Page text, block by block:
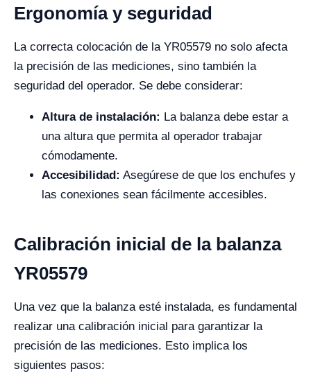
Ergonomía y seguridad
La correcta colocación de la YR05579 no solo afecta
la precisión de las mediciones, sino también la
seguridad del operador. Se debe considerar:
Altura de instalación: La balanza debe estar a
una altura que permita al operador trabajar
cómodamente.
Accesibilidad: Asegúrese de que los enchufes y
las conexiones sean fácilmente accesibles.
Calibración inicial de la balanza
YR05579
Una vez que la balanza esté instalada, es fundamental
realizar una calibración inicial para garantizar la
precisión de las mediciones. Esto implica los
siguientes pasos: